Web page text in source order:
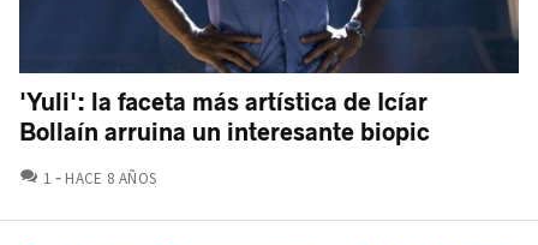
'Yuli': la faceta más artística de Icíar
Bollaín arruina un interesante biopic
1 COMENTARIOS
HACE 8 AÑOS